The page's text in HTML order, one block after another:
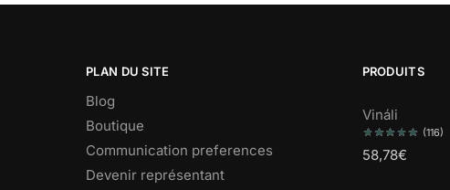
PLAN DU SITE
Blog
Boutique
Communication preferences
Devenir représentant
PRODUITS
Vináli
(116)
58,78€